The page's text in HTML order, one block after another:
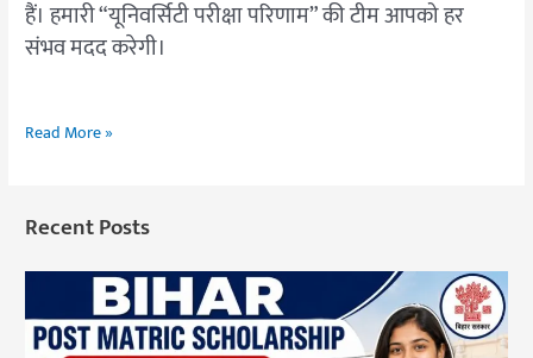
हैं। हमारी “यूनिवर्सिटी परीक्षा परिणाम” की टीम आपको हर
संभव मदद करेगी।
Read More »
Recent Posts